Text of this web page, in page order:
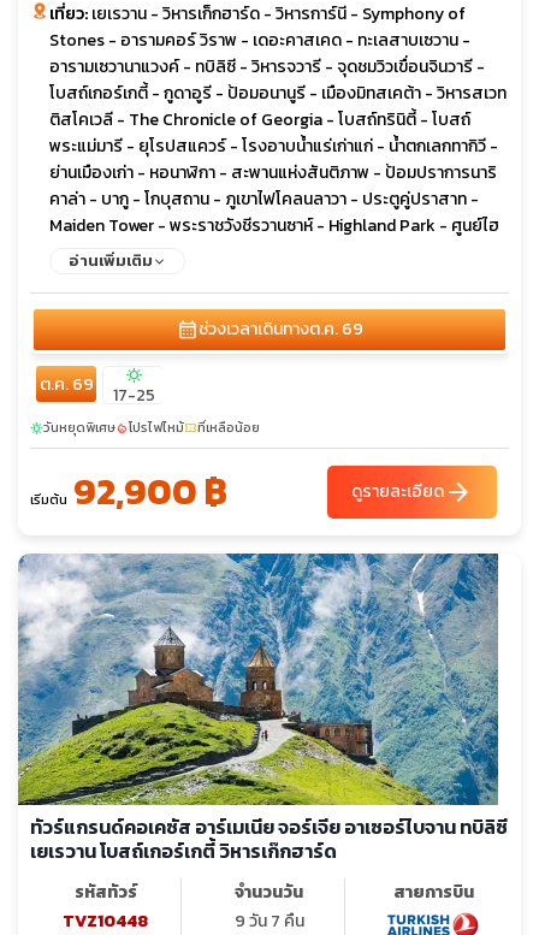
เที่ยว:เยเรวาน - วิหารเก็กฮาร์ด - วิหารการ์นี - Symphony of
Stones - อารามคอร์ วิราพ - เดอะคาสเคด - ทะเลสาบเซวาน -
อารามเซวานาแวงค์ - ทบิลิซี - วิหารจวารี - จุดชมวิวเขื่อนจินวารี -
โบสถ์เกอร์เกตี้ - กูดาอูรี - ป้อมอนานูรี - เมืองมิทสเคต้า - วิหารสเวท
ติสโคเวลี - The Chronicle of Georgia - โบสถ์ทรินิตี้ - โบสถ์
พระแม่มารี - ยุโรปสแควร์ - โรงอาบน้ำแร่เก่าแก่ - น้ำตกเลกทากิวี -
ย่านเมืองเก่า - หอนาฬิกา - สะพานแห่งสันติภาพ - ป้อมปราการนาริ
คาล่า - บากู - โกบุสถาน - ภูเขาไฟโคลนลาวา - ประตูคู่ปราสาท -
Maiden Tower - พระราชวังชีรวานซาห์ - Highland Park - ศูนย์ไฮ
ดาร์ อาลิเยฟ - ยานาร์แด็ก - วิหารแห่งไฟ
อ่านเพิ่มเติม
calendar_monthช่วงเวลาเดินทางต.ค. 69
ต.ค. 69 sunny
17-25
sunnyวันหยุดพิเศษlocal_fire_departmentโปรไฟไหม้confirmation_numberที่เหลือน้อย
เริ่มต้น 92,900 ฿ ดูรายละเอียดarrow_forward
ทัวร์แกรนด์คอเคซัส อาร์เมเนีย จอร์เจีย อาเซอร์ไบจาน ทบิลิซี
เยเรวาน โบสถ์เกอร์เกตี้ วิหารเก๊กฮาร์ด
รหัสทัวร์
TVZ10448
จำนวนวัน
9 วัน 7 คืน
สายการบิน